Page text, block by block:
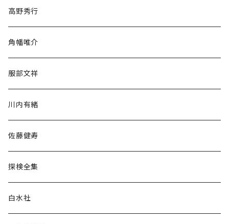
随筆・ノンフィクション・その他
民族・風習
言語・ことば
高野秀行
角幡唯介
服部文祥
川内有緒
佐藤健寿
探検全集
白水社